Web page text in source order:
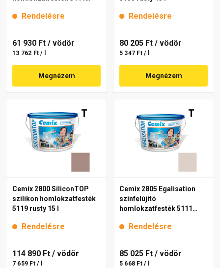
Rendelésre
61 930 Ft / vödör
13 762 Ft / l
Megnézem
Rendelésre
80 205 Ft / vödör
5 347 Ft / l
Megnézem
Cemix 2800 SiliconTOP
szilikon homlokzatfesték
5119 rusty 15 l
Rendelésre
114 890 Ft / vödör
7 659 Ft / l
Cemix 2805 Egalisation
színfelújító
homlokzatfesték 5111
Rendelésre
85 025 Ft / vödör
5 668 Ft / l